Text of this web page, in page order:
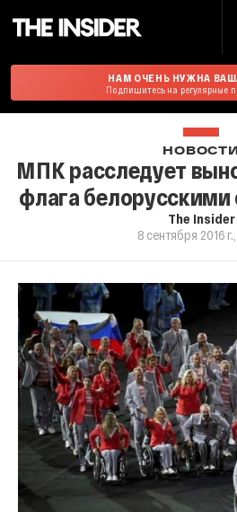
НАМ ОЧЕНЬ НУЖНА
Подпишитесь на регулярные
НОВОСТИ
МПК расследует
флага
The Insider
8 сентября 2016